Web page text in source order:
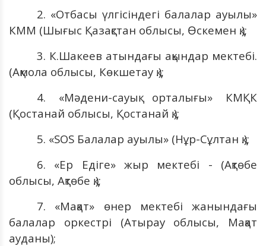
2. «Отбасы үлгісіндегі балалар ауылы»
КММ (Шығыс Қазақстан облысы, Өскемен қ.);
3. К.Шакеев атындағы ақындар мектебі.
(Ақмола облысы, Көкшетау қ.);
4. «Мәдени-сауық орталығы» КМҚК
(Қостанай облысы, Қостанай қ.);
5. «SOS Балалар ауылы» (Нұр-Сұлтан қ.);
6. «Ер Едіге» жыр мектебі - (Ақтөбе
облысы, Ақтөбе қ.);
7. «Мақат» өнер мектебі жанындағы
балалар оркестрі (Атырау облысы, Мақат
ауданы);